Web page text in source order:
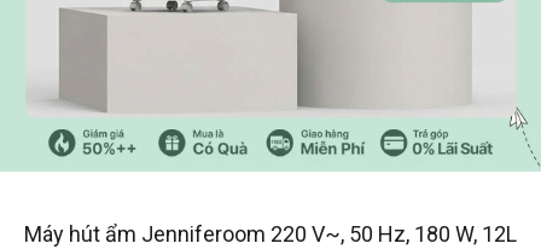
/10
Máy hút ẩm Jenniferoom 220 V~, 50 Hz, 180 W, 12L